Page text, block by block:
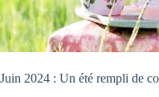
Juin 2024 : Un été rempli de